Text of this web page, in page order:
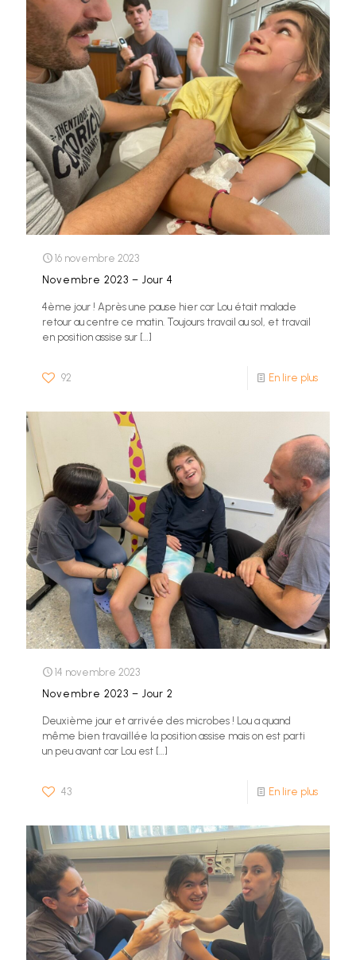
16 novembre 2023
Novembre 2023 – Jour 4
4ème jour ! Après une pause hier car Lou était malade
retour au centre ce matin. Toujours travail au sol, et travail
en position assise sur […]
92 En lire plus
14 novembre 2023
Novembre 2023 – Jour 2
Deuxième jour et arrivée des microbes ! Lou a quand
même bien travaillée la position assise mais on est parti
un peu avant car Lou est […]
43 En lire plus